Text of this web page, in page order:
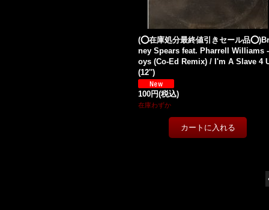
(⭕️在庫処分最終値引きセール品
ney Spears feat. Pharrell Williams
oys (Co-Ed Remix) / I'm A Slave 4
(12'')
100円(税込)
在庫わずか